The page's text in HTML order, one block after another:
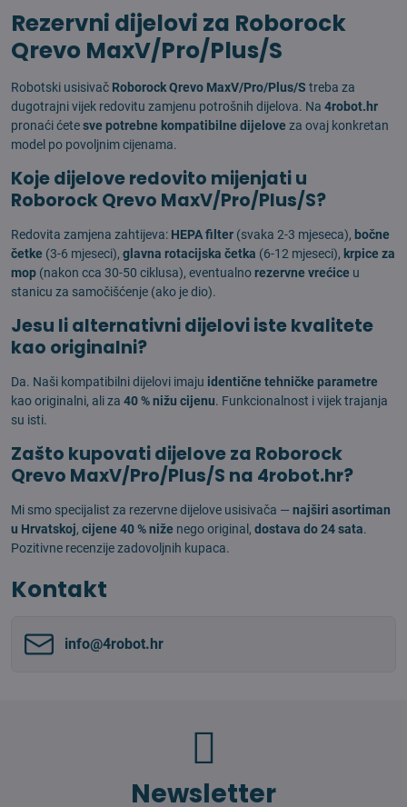
Rezervni dijelovi za Roborock
Qrevo MaxV/Pro/Plus/S
Robotski usisivač Roborock Qrevo MaxV/Pro/Plus/S treba za
dugotrajni vijek redovitu zamjenu potrošnih dijelova. Na 4robot.hr
pronaći ćetesve potrebne kompatibilne dijelove za ovaj konkretan
model po povoljnim cijenama.
Koje dijelove redovito mijenjati u
Roborock Qrevo MaxV/Pro/Plus/S?
Redovita zamjena zahtijeva: HEPA filter (svaka 2-3 mjeseca), bočne
četke (3-6 mjeseci), glavna rotacijska četka (6-12 mjeseci), krpice za
mop (nakon cca 30-50 ciklusa), eventualnorezervne vrećice u
stanicu za samočišćenje (ako je dio).
Jesu li alternativni dijelovi iste kvalitete
kao originalni?
Da. Naši kompatibilni dijelovi imaju identične tehničke parametre
kao originalni, ali za 40 % nižu cijenu. Funkcionalnost i vijek trajanja
su isti.
Zašto kupovati dijelove za Roborock
Qrevo MaxV/Pro/Plus/S na 4robot.hr?
Mi smo specijalist za rezervne dijelove usisivača — najširi asortiman
u Hrvatskoj, cijene 40 % niže nego original, dostava do 24 sata.
Pozitivne recenzije zadovoljnih kupaca.
Kontakt
info​@4robot​.hr
Newsletter